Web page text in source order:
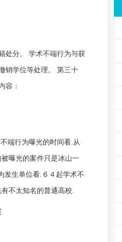
处分。 学术不端行为与获
销学位等处理。 第三十
容：
端行为曝光的时间看.从
曝光的案件只是冰山一
发生单位看.６４起学术不
不太知名的普通高校.